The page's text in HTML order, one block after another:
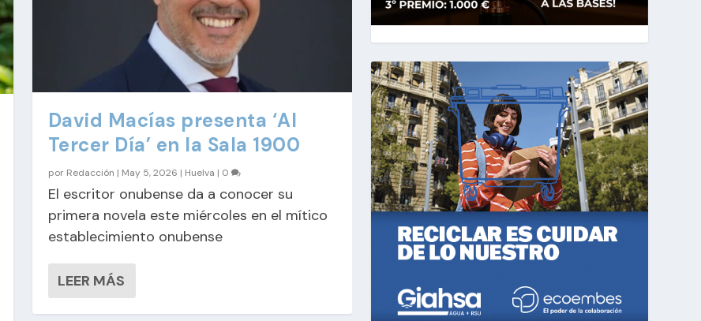
David Macías presenta ‘Al
Tercer Día’ en la Sala 1900
por Redacción | May 5, 2026 | Huelva | 0
El escritor onubense da a conocer su
primera novela este miércoles en el mítico
establecimiento onubense
LEER MÁS